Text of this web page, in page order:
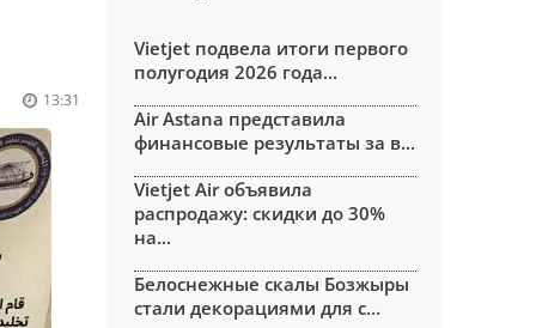
13:31
Vietjet подвела итоги первого
полугодия 2026 года...
Air Astana представила
финансовые результаты за в...
Vietjet Air объявила
распродажу: скидки до 30%
на...
Белоснежные скалы Бозжыры
стали декорациями для с...